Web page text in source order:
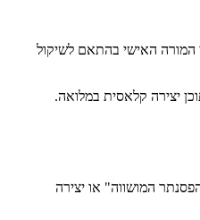
האישי בהתאם לשיקול
המושווה" או יצירה